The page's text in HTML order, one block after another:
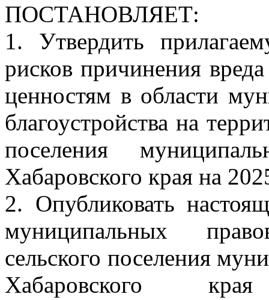
ПОСТАНОВЛЯЕТ:
1. Утвердить
рисков причинения
ценностям в области
благоустройства на
поселения
Хабаровского края на
2. Опубликовать
муниципальных
сельского поселения
Хабаровского